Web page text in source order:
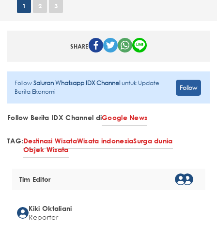
1 2 3
SHARE
FollowSaluran Whatsapp IDX Channeluntuk Update
Berita Ekonomi
Follow
Follow Berita IDX Channel diGoogle News
TAG:Destinasi WisataWisata indonesiaSurga dunia
Objek Wisata
Tim Editor
Kiki Oktaliani
Reporter